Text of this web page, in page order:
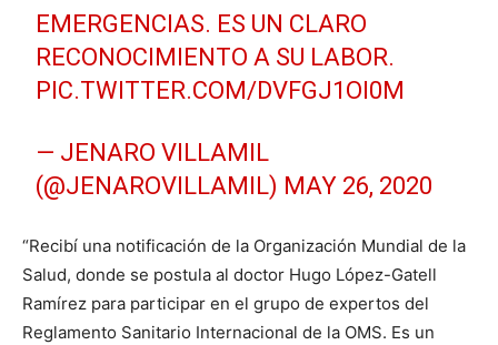
EMERGENCIAS. ES UN CLARO
RECONOCIMIENTO A SU LABOR.
PIC.TWITTER.COM/DVFGJ1OI0M
— JENARO VILLAMIL
(@JENAROVILLAMIL) MAY 26, 2020
“Recibí una notificación de la Organización Mundial de la
Salud, donde se postula al doctor Hugo López-Gatell
Ramírez para participar en el grupo de expertos del
Reglamento Sanitario Internacional de la OMS. Es un